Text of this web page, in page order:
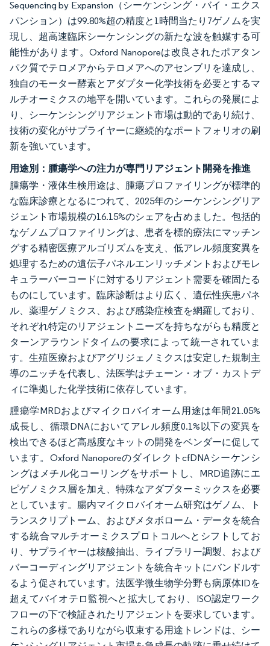
Sequencing by Expansion（シーケンシング・バイ・エクス
パンション）は99.80%超の精度と1時間当たり7ゲノムを実
現し、超高速臨床シーケンシングの新たな波を触媒する可
能性があります。Oxford Nanoporeは改良されたポアタン
パク質でテロメアからテロメアへのアセンブリを達成し、
独自のモーター酵素とアダプター化学技術を必要とするマ
ルチオーミクスの地平を開いています。これらの発展によ
り、シーケンシングリアジェント市場は動的であり続け、
技術の変化がサプライヤーに継続的なポートフォリオの刷
新を強いています。
用途別：腫瘍学への注力が専門リアジェント開発を推進
腫瘍学・液体生検用途は、腫瘍プロファイリングが標準的
な臨床診療となるにつれて、2025年のシーケンシングリア
ジェント市場規模の16.15%のシェアを占めました。包括的
なゲノムプロファイリングは、患者を標的療法にマッチン
グする精密医療アルゴリズムを支え、低アレル頻度変異を
処理するための遺伝子パネルエンリッチメントおよびモレ
キュラーバーコードに対するリアジェント需要を確固たる
ものにしています。臨床診断はより広く、遺伝性疾患パネ
ル、薬理ゲノミクス、および感染症検査を網羅しており、
それぞれ特定のリアジェントニーズを持ちながらも精度と
ターンアラウンドタイムの要求によって統一されていま
す。生殖医療およびアグリジェノミクスは安定した規制主
導のニッチを代表し、法医学はチェーン・オブ・カストデ
ィに準拠した化学技術に依存しています。
腫瘍学MRDおよびマイクロバイオーム用途は年間21.05%
成長し、循環DNAにおいてアレル頻度0.1%以下の変異を
検出できるほど高感度なキットの開発をベンダーに促して
います。Oxford NanoporeのダイレクトcfDNAシーケンシ
ングはメチル化コーリングをサポートし、MRD追跡にエ
ピゲノミクス層を加え、特殊なアダプターミックスを必要
としています。腸内マイクロバイオーム研究はゲノム、ト
ランスクリプトーム、およびメタボローム・データを統合
する統合マルチオーミクスプロトコルへとシフトしてお
り、サプライヤーは核酸抽出、ライブラリー調製、および
バーコーディングリアジェントを統合キットにバンドルす
るよう促されています。法医学微生物学分野も病原体IDを
超えてバイオテロ監視へと拡大しており、ISO認定ワーク
フローの下で検証されたリアジェントを要求しています。
これらの多様でありながら収束する用途トレンドは、シー